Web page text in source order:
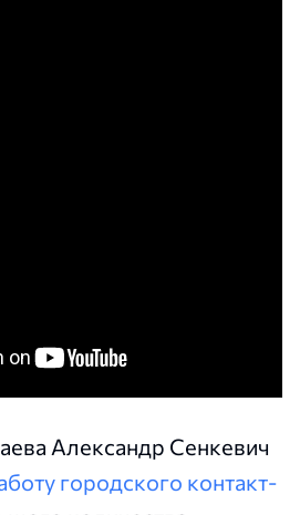
Александр Сенкевич
городского контакт-